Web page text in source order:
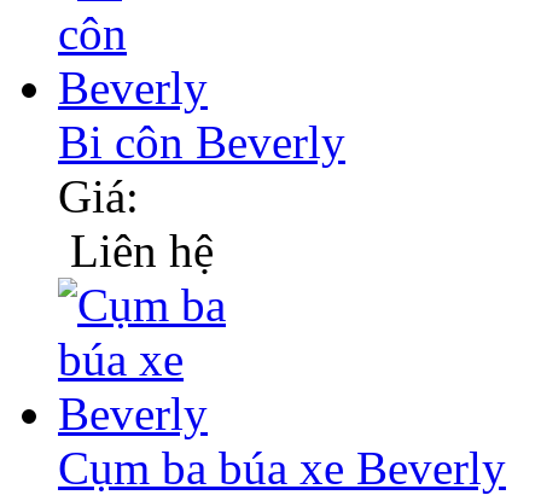
Bi côn Beverly
Giá:
Liên hệ
Cụm ba búa xe Beverly